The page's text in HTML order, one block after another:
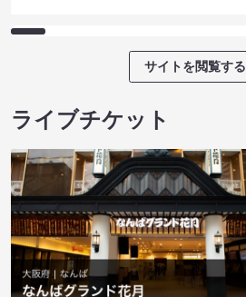
サイトを閲覧する
ライブチケット